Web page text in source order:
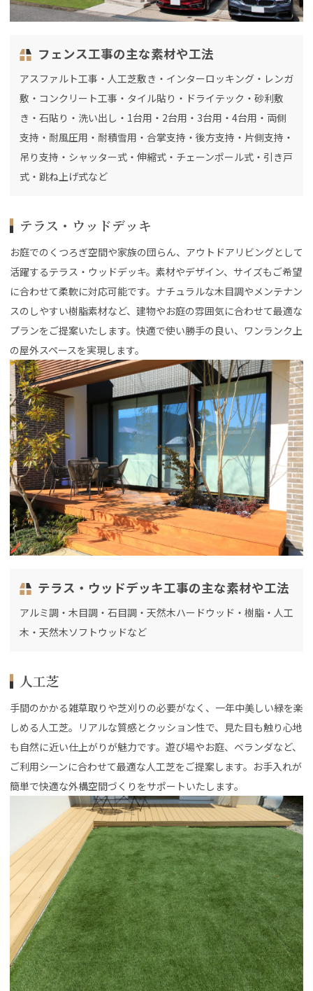
フェンス工事の主な素材や工法
アスファルト工事・人工芝敷き・インターロッキング・レンガ
敷・コンクリート工事・タイル貼り・ドライテック・砂利敷
き・石貼り・洗い出し・1台用・2台用・3台用・4台用・両側
支持・耐風圧用・耐積雪用・合掌支持・後方支持・片側支持・
吊り支持・シャッター式・伸縮式・チェーンポール式・引き戸
式・跳ね上げ式など
テラス・ウッドデッキ
お庭でのくつろぎ空間や家族の団らん、アウトドアリビングとして
活躍するテラス・ウッドデッキ。素材やデザイン、サイズもご希望
に合わせて柔軟に対応可能です。ナチュラルな木目調やメンテナン
スのしやすい樹脂素材など、建物やお庭の雰囲気に合わせて最適な
プランをご提案いたします。快適で使い勝手の良い、ワンランク上
の屋外スペースを実現します。
テラス・ウッドデッキ工事の主な素材や工法
アルミ調・木目調・石目調・天然木ハードウッド・樹脂・人工
木・天然木ソフトウッドなど
人工芝
手間のかかる雑草取りや芝刈りの必要がなく、一年中美しい緑を楽
しめる人工芝。リアルな質感とクッション性で、見た目も触り心地
も自然に近い仕上がりが魅力です。遊び場やお庭、ベランダなど、
ご利用シーンに合わせて最適な人工芝をご提案します。お手入れが
簡単で快適な外構空間づくりをサポートいたします。